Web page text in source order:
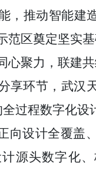
，推动智能建
区奠定坚实基
心聚力，联建
享环节，武汉
过程数字化设
向设计全覆盖、
源头数字化